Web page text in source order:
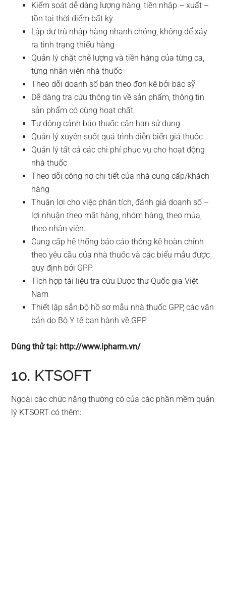
Kiểm soát dễ dàng lượng hàng, tiền nhập – xuất –
tồn tại thời điểm bất kỳ
Lập dự trù nhập hàng nhanh chóng, không để xảy
ra tình trạng thiếu hàng
Quản lý chặt chẽ lượng và tiền hàng của từng ca,
từng nhân viên nhà thuốc
Theo dõi doanh số bán theo đơn kê bởi bác sỹ
Dễ dàng tra cứu thông tin về sản phẩm, thông tin
sản phẩm có cùng hoạt chất.
Tự động cảnh báo thuốc cận hạn sử dụng
Quản lý xuyên suốt quá trình diễn biến giá thuốc
Quản lý tất cả các chi phí phục vụ cho hoạt động
nhà thuốc
Theo dõi công nợ chi tiết của nhà cung cấp/khách
hàng
Thuận lợi cho việc phân tích, đánh giá doanh số –
lợi nhuận theo mặt hàng, nhóm hàng, theo mùa,
theo nhân viên.
Cung cấp hệ thống báo cáo thống kê hoàn chỉnh
theo yêu cầu của nhà thuốc và các biểu mẫu được
quy định bởi GPP.
Tích hợp tài liệu tra cứu Dược thư Quốc gia Việt
Nam
Thiết lập sẵn bộ hồ sơ mẫu nhà thuốc GPP, các văn
bản do Bộ Y tế ban hành về GPP.
Dùng thử tại: http://www.ipharm.vn/
10. KTSOFT
Ngoài các chức năng thường có của các phần mềm quản
lý KTSORT có thêm: